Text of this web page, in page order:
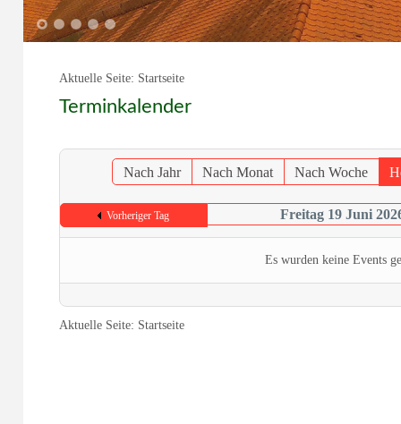
1 2 3 4 5
Aktuelle Seite: Startseite
Terminkalender
Nach Jahr Nach Monat Nach Woche
Vorheriger Tag Freitag 19 Juni
Es wurden keine Events
Aktuelle Seite: Startseite